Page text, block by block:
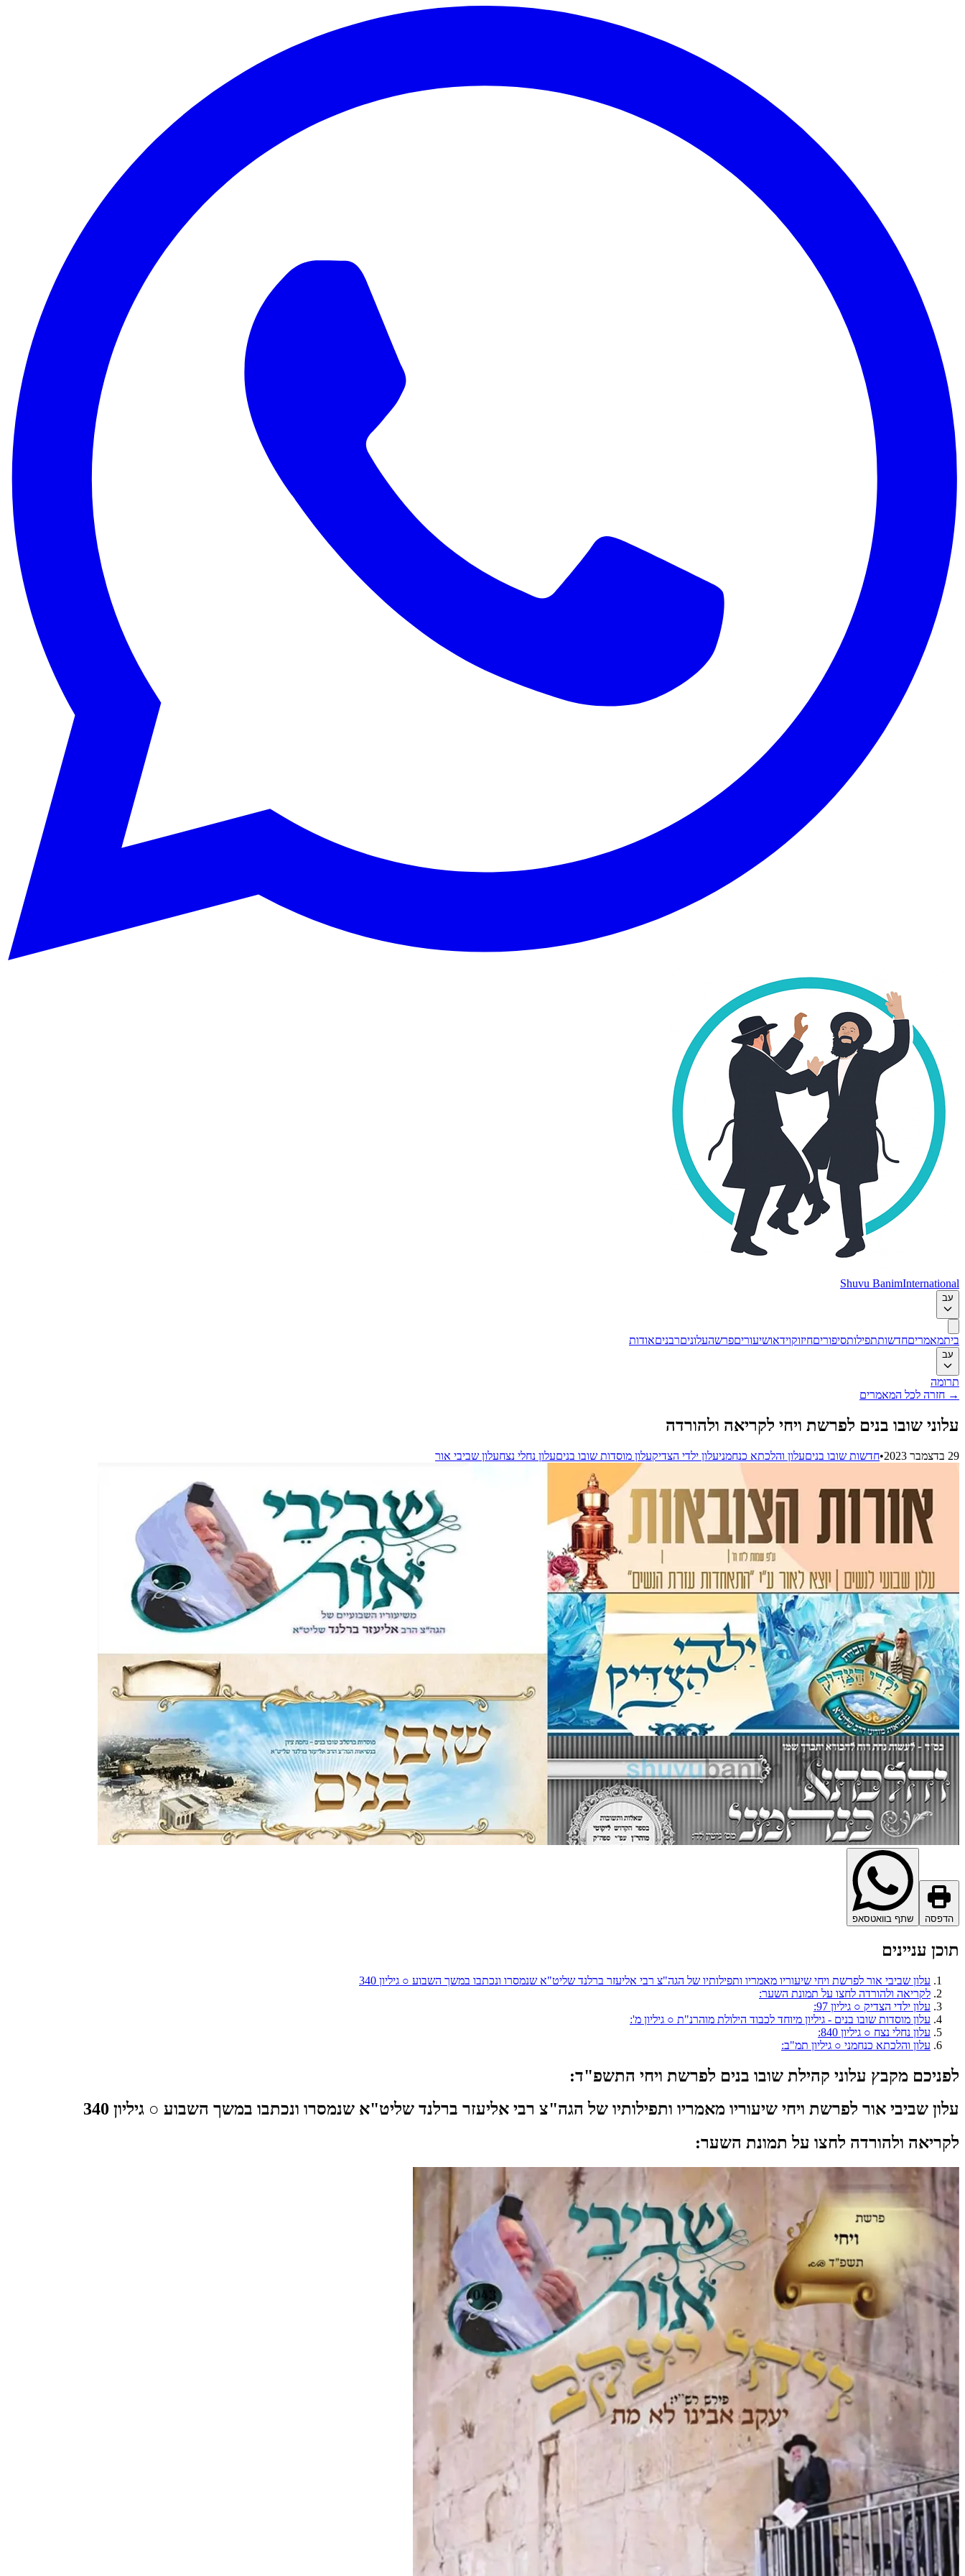
Shuvu BanimInternational
עב
ביתמאמריםחדשותתפילותסיפוריםחיזוקוידאושיעוריםפרשהעלוניםרבניםאודות
עב
תרומה
→ חזרה לכל המאמרים
עלוני שובו בנים לפרשת ויחי לקריאה ולהורדה
29 בדצמבר 2023 •חדשות שובו בניםעלון והלכתא כנחמניעלון ילדי הצדיקעלון מוסדות שובו בניםעלון נחלי נצחעלון שביבי אור
הדפסה שתף בוואטסאפ
תוכן עניינים
עלון שביבי אור לפרשת ויחי שיעוריו מאמריו ותפילותיו של הגה"צ רבי אליעזר ברלנד שליט"א שנמסרו ונכתבו במשך השבוע ○ גיליון 340
לקריאה ולהורדה לחצו על תמונת השער:
עלון ילדי הצדיק ○ גיליון 97:
עלון מוסדות שובו בנים - גיליון מיוחד לכבוד הילולת מוהרנ"ת ○ גיליון מ':
עלון נחלי נצח ○ גיליון 840:
עלון והלכתא כנחמני ○ גיליון תמ"ב:
לפניכם מקבץ עלוני קהילת שובו בנים לפרשת ויחי התשפ"ד:
עלון שביבי אור לפרשת ויחי שיעוריו מאמריו ותפילותיו של הגה"צ רבי אליעזר ברלנד שליט"א שנמסרו ונכתבו במשך השבוע ○ גיליון 340
לקריאה ולהורדה לחצו על תמונת השער: